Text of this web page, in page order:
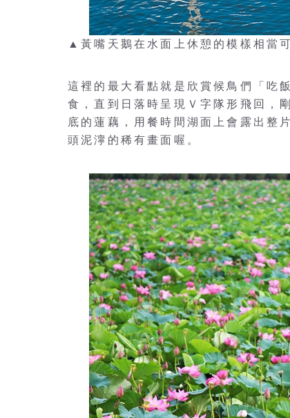
▲黃嘴天鵝在水面上休憩的模樣相當
這裡的最大看點就是欣賞候鳥們「吃
食，直到日落時呈現Ｖ字隊形飛回，
底的蓮藕，用餐時間湖面上會露出整
頭泥濘的稀有畫面喔。